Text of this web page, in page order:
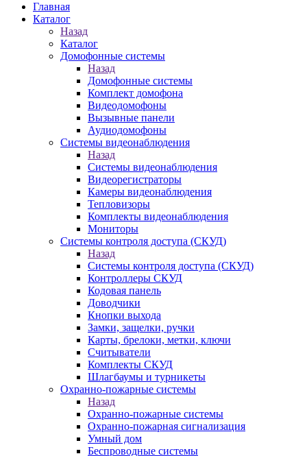
Главная
Каталог
Назад
Каталог
Домофонные системы
Назад
Домофонные системы
Комплект домофона
Видеодомофоны
Вызывные панели
Аудиодомофоны
Системы видеонаблюдения
Назад
Системы видеонаблюдения
Видеорегистраторы
Камеры видеонаблюдения
Тепловизоры
Комплекты видеонаблюдения
Мониторы
Системы контроля доступа (СКУД)
Назад
Системы контроля доступа (СКУД)
Контроллеры СКУД
Кодовая панель
Доводчики
Кнопки выхода
Замки, защелки, ручки
Карты, брелоки, метки, ключи
Считыватели
Комплекты СКУД
Шлагбаумы и турникеты
Охранно-пожарные системы
Назад
Охранно-пожарные системы
Охранно-пожарная сигнализация
Умный дом
Беспроводные системы